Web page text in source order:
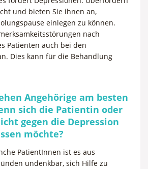
und bieten Sie ihnen an,
einlegen zu können.
nach
Patienten auch bei den
Dies kann für die Behandlung
Angehörige am besten
sich die Patientin oder
gegen die Depression
möchte?
PatientInnen ist es aus
undenkbar, sich Hilfe zu